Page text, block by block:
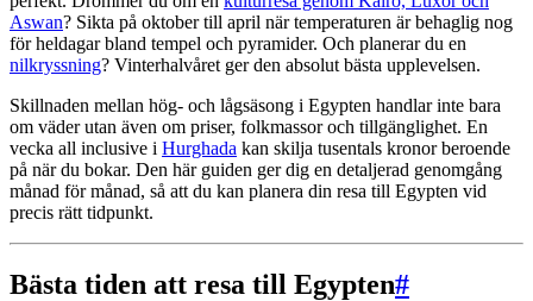
Aswan? Sikta på oktober till april när temperaturen är behaglig nog
för heldagar bland tempel och pyramider. Och planerar du en
nilkryssning? Vinterhalvåret ger den absolut bästa upplevelsen.
Skillnaden mellan hög- och lågsäsong i Egypten handlar inte bara
om väder utan även om priser, folkmassor och tillgänglighet. En
vecka all inclusive i Hurghada kan skilja tusentals kronor beroende
på när du bokar. Den här guiden ger dig en detaljerad genomgång
månad för månad, så att du kan planera din resa till Egypten vid
precis rätt tidpunkt.
Bästa tiden att resa till Egypten#